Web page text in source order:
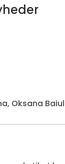
Oksana